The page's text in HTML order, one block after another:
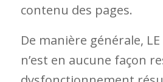
contenu des pages.
De manière générale, LE
n’est en aucune façon